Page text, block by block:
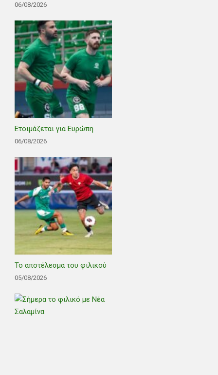
06/08/2026
Ετοιμάζεται για Ευρώπη
06/08/2026
Το αποτέλεσμα του φιλικού
05/08/2026